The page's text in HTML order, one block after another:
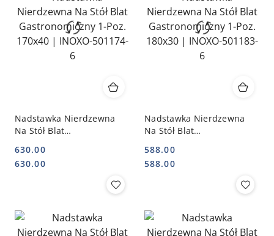
Nadstawka Nierdzewna
Na Stół Blat
170x40 | INOXO-501174-6
Cena:
630.00
Cena:
630.00
Nadstawka Nierdzewna
Na Stół Blat
180x30 | INOXO-501183-6
Cena:
588.00
Cena:
588.00